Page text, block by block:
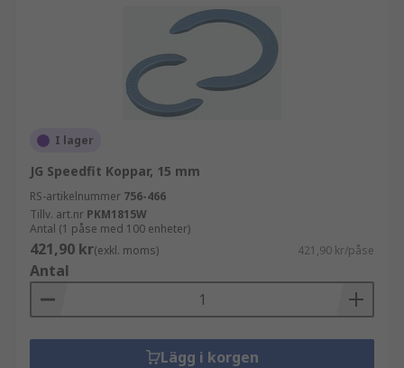
I lager
JG Speedfit Koppar, 15 mm
RS-artikelnummer 756-466
Tillv. art.nr PKM1815W
Antal (1 påse med 100 enheter)
421,90 kr(exkl. moms) 421,90 kr/påse
Antal
Lägg i korgen